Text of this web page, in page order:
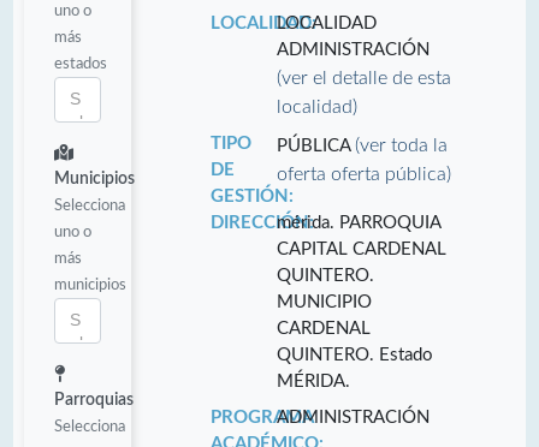
uno o
más
estados
Municipios
Selecciona
uno o
más
municipios
Parroquias
Selecciona
LOCALIDAD:LOCALIDAD
ADMINISTRACIÓN
(ver el detalle de esta
localidad)
TIPO
DE
GESTIÓN:
PÚBLICA(ver toda la
oferta oferta pública)
DIRECCIÓN:mérida. PARROQUIA
CAPITAL CARDENAL
QUINTERO.
MUNICIPIO
CARDENAL
QUINTERO. Estado
MÉRIDA.
PROGRAMAADMINISTRACIÓN